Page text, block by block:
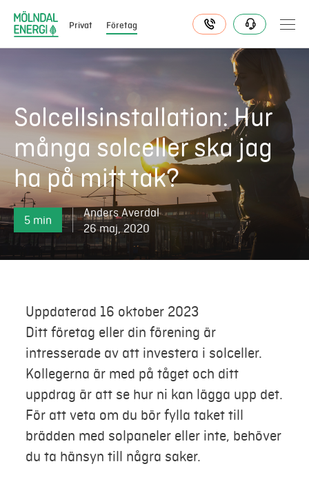
Privat Företag
Elavtal
Elnät
Fjärrvärme & kyla
Energitjänster
Mer
Mina sidor
Solcellsinstallation: Hur
många solceller ska jag
ha på mitt tak?
5 min
Anders Averdal
26 maj, 2020
Uppdaterad 16 oktober 2023
Ditt företag eller din förening är
intresserade av att investera i solceller.
Kollegerna är med på tåget och ditt
uppdrag är att se hur ni kan lägga upp det.
För att veta om du bör fylla taket till
brädden med solpaneler eller inte, behöver
du ta hänsyn till några saker.